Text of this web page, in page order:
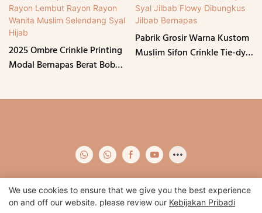
2025 Ombre Crinkle Printing
Modal Bernapas Berat Bobot
Pabrik Grosir Warna Kustom
Muslim Sifon Crinkle Tie-dye
Hak Cipta © 2024 Qidian -www.qidianapparel.com| Peta Situs
We use cookies to ensure that we give you the best experience
on and off our website. please review our Kebijakan Pribadi